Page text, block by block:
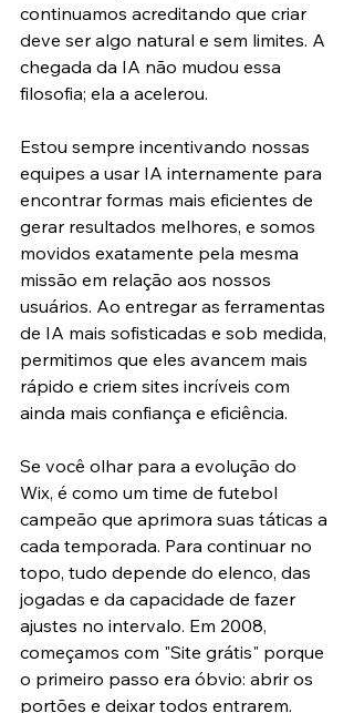
continuamos acreditando que criar
deve ser algo natural e sem limites. A
chegada da IA não mudou essa
filosofia; ela a acelerou.
Estou sempre incentivando nossas
equipes a usar IA internamente para
encontrar formas mais eficientes de
gerar resultados melhores, e somos
movidos exatamente pela mesma
missão em relação aos nossos
usuários. Ao entregar as ferramentas
de IA mais sofisticadas e sob medida,
permitimos que eles avancem mais
rápido e criem sites incríveis com
ainda mais confiança e eficiência.
Se você olhar para a evolução do
Wix, é como um time de futebol
campeão que aprimora suas táticas a
cada temporada. Para continuar no
topo, tudo depende do elenco, das
jogadas e da capacidade de fazer
ajustes no intervalo. Em 2008,
começamos com "Site grátis" porque
o primeiro passo era óbvio: abrir os
portões e deixar todos entrarem.